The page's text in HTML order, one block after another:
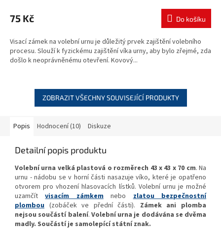
75 Kč Do košíku
Visací zámek na volební urnu je důležitý prvek zajištění volebního
procesu. Slouží k fyzickému zajištění víka urny, aby bylo zřejmé, zda
došlo k neoprávněnému otevření. Kovový...
ZOBRAZIT VŠECHNY SOUVISEJÍCÍ PRODUKTY
Popis Hodnocení (10) Diskuze
Detailní popis produktu
Volební urna velká plastová o rozměrech 43 x 43 x 70 cm. Na
urnu - nádobu se v horní části nasazuje víko, které je opatřeno
otvorem pro vhození hlasovacích lístků. Volební urnu je možné
uzamčítvisacím zámkemnebozlatou bezpečnostní
plombou (zobáček ve přední části). Zámek ani plomba
nejsou součástí balení. Volební urna je dodávána se dvěma
madly. Součástí je samolepící státní znak.